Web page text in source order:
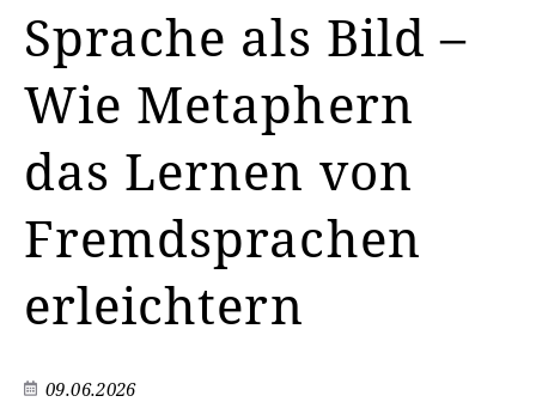
Sprache als Bild –
Wie Metaphern
das Lernen von
Fremdsprachen
erleichtern
09.06.2026